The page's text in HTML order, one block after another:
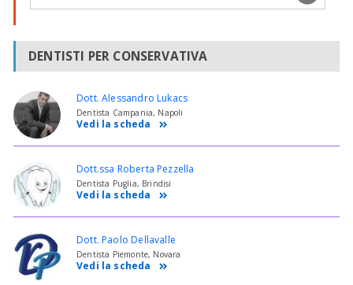
DENTISTI PER CONSERVATIVA
Dott. Alessandro Lukacs
Dentista Campania, Napoli
Vedi la scheda
Dott.ssa Roberta Pezzella
Dentista Puglia, Brindisi
Vedi la scheda
Dott. Paolo Dellavalle
Dentista Piemonte, Novara
Vedi la scheda